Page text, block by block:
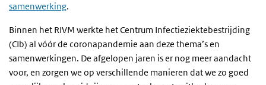
samenwerking.
Binnen het RIVM werkte het Centrum Infectieziektebestrijding
(CIb) al vóór de coronapandemie aan deze thema’s en
samenwerkingen. De afgelopen jaren is er nog meer aandacht
voor, en zorgen we op verschillende manieren dat we zo goed